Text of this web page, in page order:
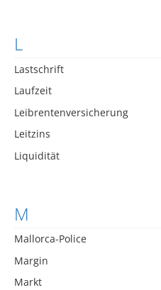
L
Lastschrift
Laufzeit
Leibrentenversicherung
Leitzins
Liquidität
M
Mallorca-Police
Margin
Markt